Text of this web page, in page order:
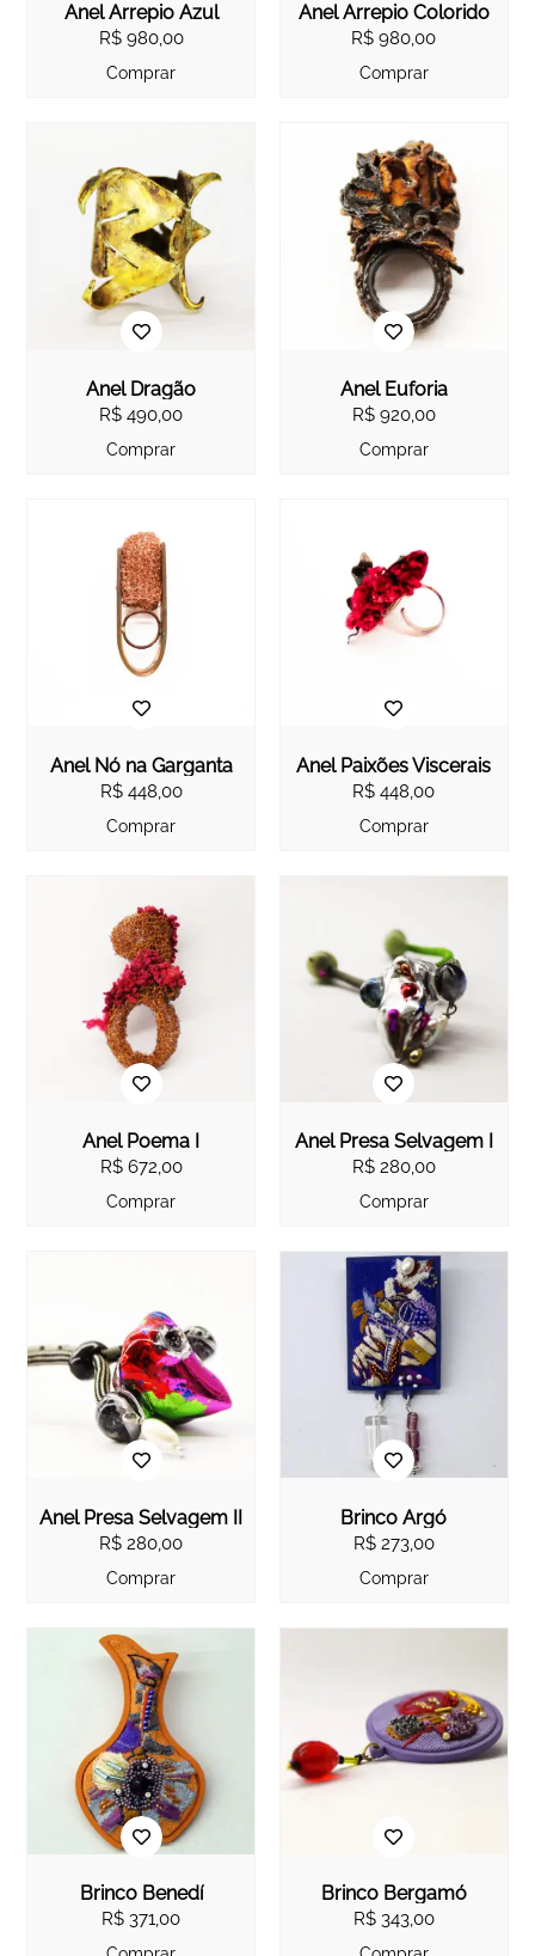
Anel Arrepio Azul
R$980,00
Comprar
Anel Arrepio Colorido
R$ 980,00
Comprar
Anel Dragão
R$ 490,00
Comprar
Anel Euforia
R$920,00
Comprar
Anel Nó na Garganta
R$448,00
Comprar
Anel Paixões Viscerais
R$ 448,00
Comprar
Anel Poema I
R$672,00
Comprar
Anel Presa Selvagem I
R$280,00
Comprar
Anel Presa Selvagem II
R$ 280,00
Comprar
Brinco Argó
R$273,00
Comprar
Brinco Benedí
R$ 371,00
Brinco Bergamó
R$343,00